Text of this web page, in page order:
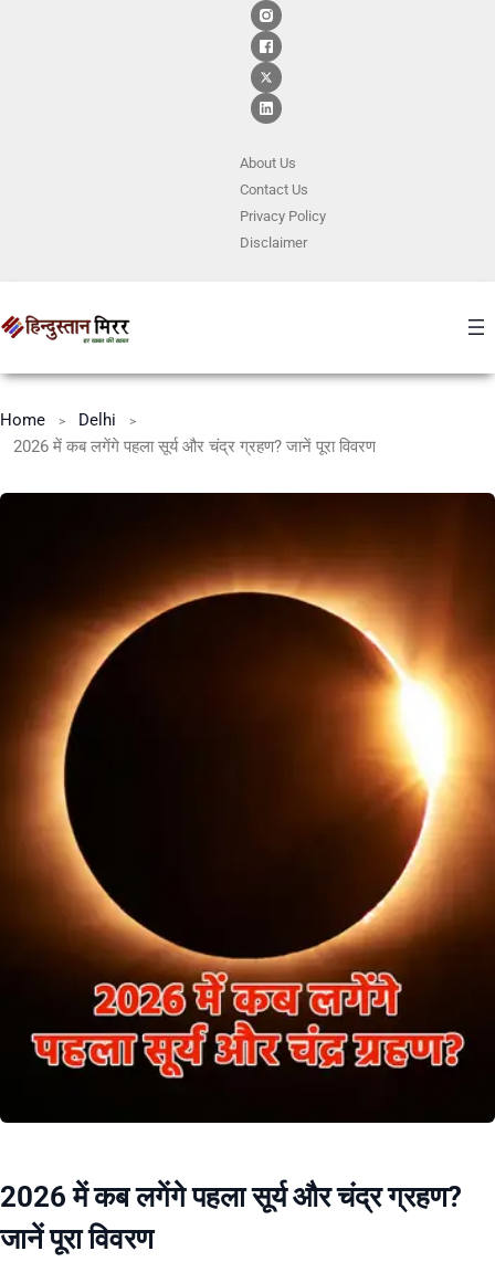
About Us
ContactUs
Privacy Policy
Disclaimer
Home
Delhi
2026 में कब लगेंगे पहला सूर्य और चंद्र ग्रहण? जानें पूरा विवरण
2026 में कब लगेंगे पहला सूर्य और चंद्र ग्रहण?
जानें पूरा विवरण